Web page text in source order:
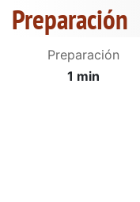
Preparación
Preparación
1 min